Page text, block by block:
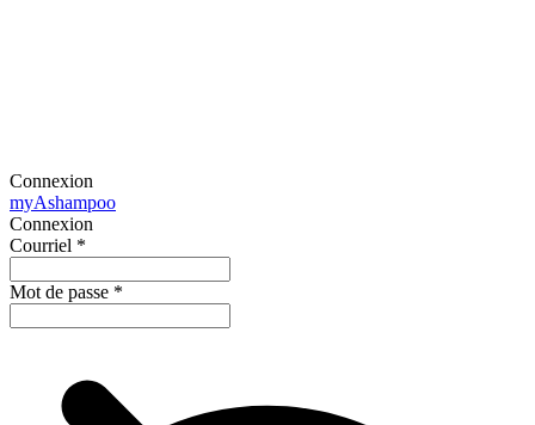
Connexion
myAshampoo
Connexion
Courriel *
Mot de passe *